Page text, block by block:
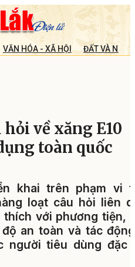
VĂN HÓA - XÃ HỘI ĐẤT VÀ
hỏi về xăng E10
toàn quốc
khai trên phạm vi
loạt câu hỏi liên
với phương tiện,
an toàn và tác
người tiêu dùng đặc